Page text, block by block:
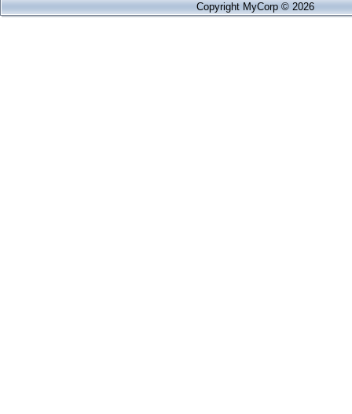
Copyright MyCorp © 2026